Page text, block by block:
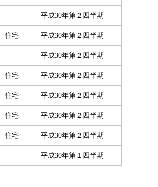
平成30年第２四半期
住宅 平成30年第２四半期
平成30年第２四半期
住宅 平成30年第２四半期
住宅 平成30年第２四半期
住宅 平成30年第２四半期
住宅 平成30年第２四半期
平成30年第１四半期